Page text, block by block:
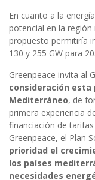
En cuanto a la
potencial en la
propuesto permitiría
130 y 255 GW para
Greenpeace invita al
consideración esta
Mediterráneo, de
primera experiencia
financiación de
Greenpeace, el Plan
prioridad el
los países
necesidades